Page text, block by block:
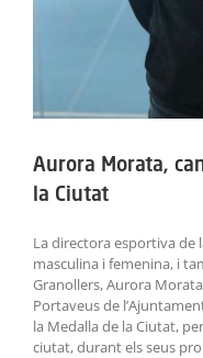
Aurora Morata,
la Ciutat
La directora esportiva de
masculina i femenina, i
Granollers, Aurora
Portaveus de
la Medalla de la Ciutat,
ciutat, durant els seus